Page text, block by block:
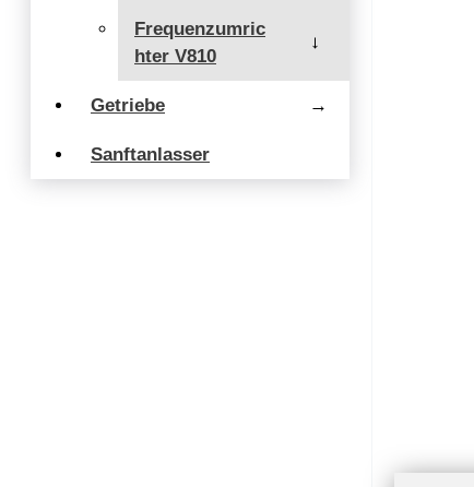
Frequenzumric
hter V810
→
Getriebe →
Sanftanlasser